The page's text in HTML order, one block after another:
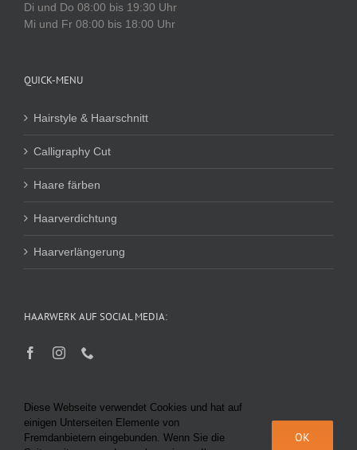
Di und Do 08:00 bis 19:30 Uhr
Mi und Fr 08:00 bis 18:00 Uhr
QUICK-MENU
Hairstyle & Haarschnitt
Calligraphy Cut
Haare färben
Haarverdichtung
Haarverlängerung
HAARWERK AUF SOCIAL MEDIA:
Diese Webseite verwendet Cookies und hat auf
einigen Unterseiten Elemente von
Fremdanbietern eingebunden. Wenn Sie die
OK